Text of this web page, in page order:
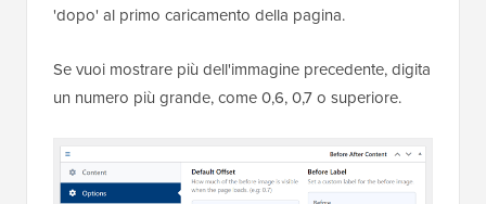
'dopo' al primo caricamento della pagina.
Se vuoi mostrare più dell'immagine precedente, digita
un numero più grande, come 0,6, 0,7 o superiore.